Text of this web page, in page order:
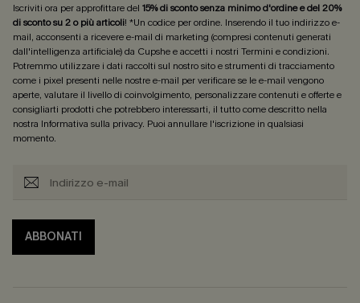
Iscriviti ora per approfittare del 15% di sconto senza minimo d'ordine e del 20%
di sconto su 2 o più articoli! *Un codice per ordine. Inserendo il tuo indirizzo e-
mail, acconsenti a ricevere e-mail di marketing (compresi contenuti generati
dall'intelligenza artificiale) da Cupshe e accetti i nostri Termini e condizioni.
Potremmo utilizzare i dati raccolti sul nostro sito e strumenti di tracciamento
come i pixel presenti nelle nostre e-mail per verificare se le e-mail vengono
aperte, valutare il livello di coinvolgimento, personalizzare contenuti e offerte e
consigliarti prodotti che potrebbero interessarti, il tutto come descritto nella
nostra Informativa sulla privacy. Puoi annullare l'iscrizione in qualsiasi
momento.
ABBONATI